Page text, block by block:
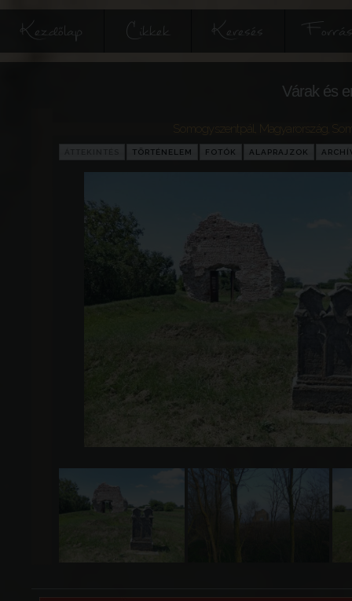
Kezdőlap Cikkek Keresés
Várak és
Somogyszentpál Magyarország
TÖRTÉNELEM FOTÓK ALAPRAJZOK